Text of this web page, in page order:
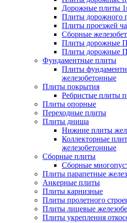
Дорожные плиты
Плиты дорожного
Плиты проезжей
Сборные
Плиты дорожные
Плиты дорожные
Фундаментные плиты
Плиты
железобетонные
Плиты покрытия
Ребристые плиты
Плиты опорные
Переходные плиты
Плиты днища
Нижние плиты
Коллекторные
железобетонные
Сборные плиты
Сборные
Плиты парапетные
Анкерные плиты
Плиты карнизные
Плиты пролетного
Плиты лицевые
Плиты укрепления